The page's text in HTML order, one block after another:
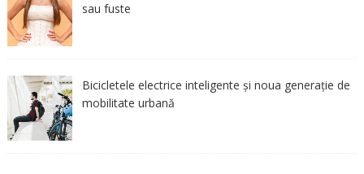
sau fuste
Bicicletele electrice inteligente și noua generație de
mobilitate urbană